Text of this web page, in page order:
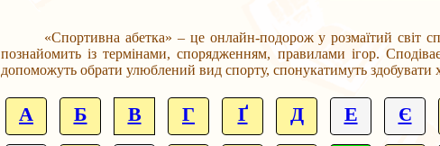
«Спортивна абетка» – це онлайн-подорож у розмаїтий світ
познайомить із термінами, спорядженням, правилами ігор.
допоможуть обрати улюблений вид спорту, спонукатимуть здобувати
A Б В Г Ґ Д Е Є